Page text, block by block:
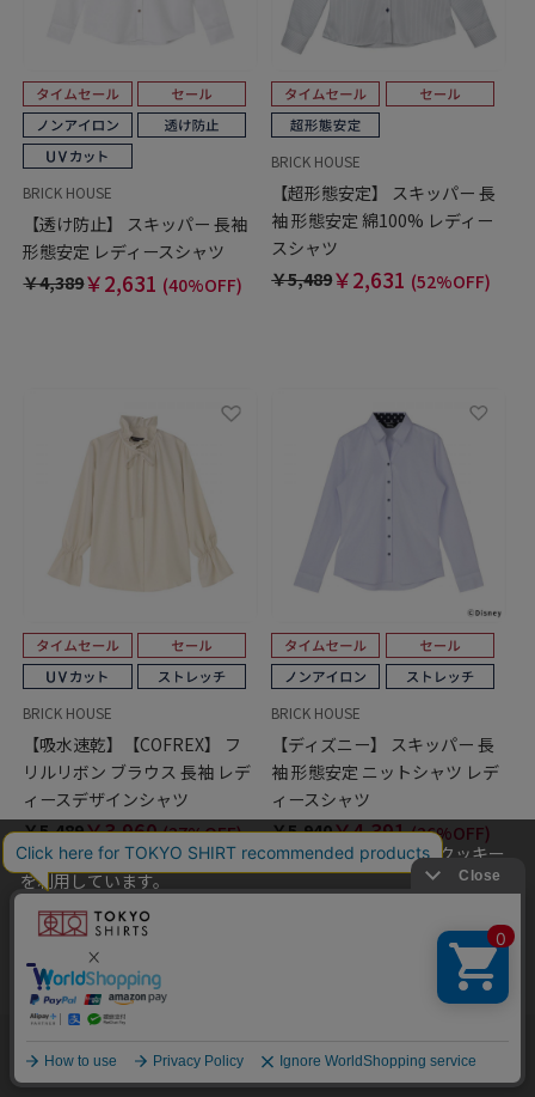
BRICK HOUSE
【透け防止】 スキッパー 長袖
形態安定 レディースシャツ
￥4,389￥2,631 (40%OFF)
BRICK HOUSE
【超形態安定】 スキッパー 長
袖 形態安定 綿100% レディー
スシャツ
￥5,489￥2,631 (52%OFF)
BRICK HOUSE
【吸水速乾】【COFREX】 フ
リルリボン ブラウス 長袖 レデ
ィースデザインシャツ
￥5,489￥3,960(27%OFF)
BRICK HOUSE
【ディズニー】 スキッパー 長
袖 形態安定 ニットシャツ レデ
ィースシャツ
￥5,940￥4,391(26%OFF)
他のアイテムを探す こだわり検索
当社のウェブサイトでは、お客様の利便性向上のためにクッキー
を利用しています。
本ウェブサイトをこのままご利用になる場合、クッキーの使用に
同意いただいたものとみなします。
クッキーを通じて収集する情報には、「お客様個人を特定できる
情報」は一切含まれておりません。詳細は
クッキーポリシーをご
確認ください。
OK